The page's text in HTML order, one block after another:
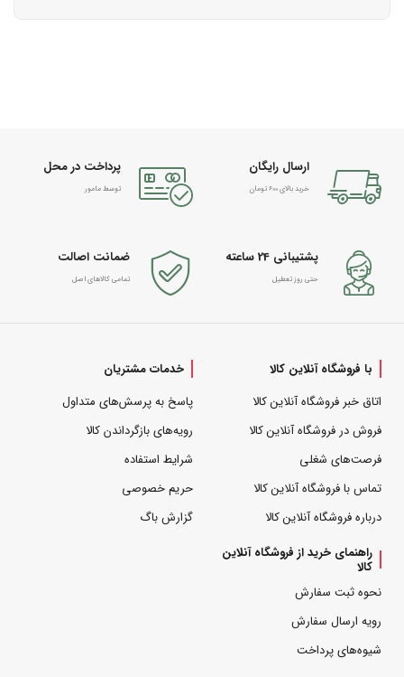
ارسال رایگان
خرید بالای 600 تومان
پرداخت در محل
توسط مامور
پشتیبانی 24 ساعته
حتی روز تعطیل
ضمانت اصالت
تمامی کالاهای اصل
با فروشگاه آنلاین کالا
اتاق خبر فروشگاه آنلاین کالا
فروش در فروشگاه آنلاین کالا
فرصت‌های شغلی
تماس با فروشگاه آنلاین کالا
درباره فروشگاه آنلاین کالا
خدمات مشتریان
پاسخ به پرسش‌های متداول
رویه‌های بازگرداندن کالا
شرایط استفاده
حریم خصوصی
گزارش باگ
راهنمای خرید از فروشگاه آنلاین
کالا
نحوه ثبت سفارش
رویه ارسال سفارش
شیوه‌های پرداخت